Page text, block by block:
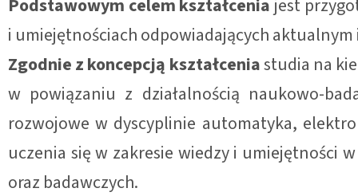
Podstawowym celem kształcenia jest
i umiejętnościach odpowiadających aktualnym
Zgodnie z koncepcją kształceniastudia na
w powiązaniu z działalnością naukowo-
rozwojowe w dyscyplinie automatyka,
uczenia się w zakresie wiedzy i umiejętności
oraz badawczych.